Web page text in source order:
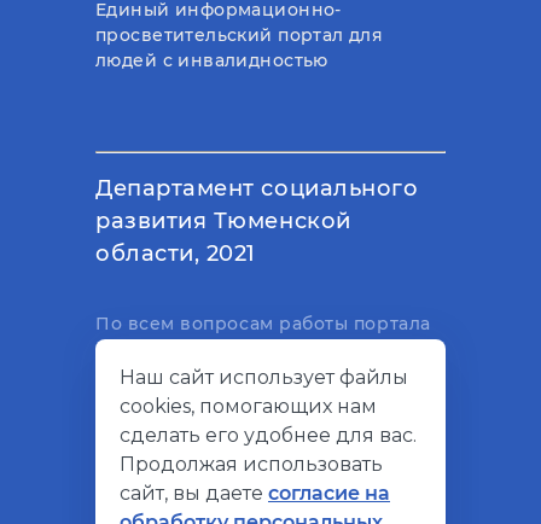
Единый информационно-
просветительский портал для
людей с инвалидностью
Департамент социального
развития Тюменской
области, 2021
По всем вопросам работы портала
электронный адрес
support@socialkompas.ru
Наш сайт использует файлы
cookies, помогающих нам
сделать его удобнее для вас.
Продолжая использовать
сайт, вы даете согласие на